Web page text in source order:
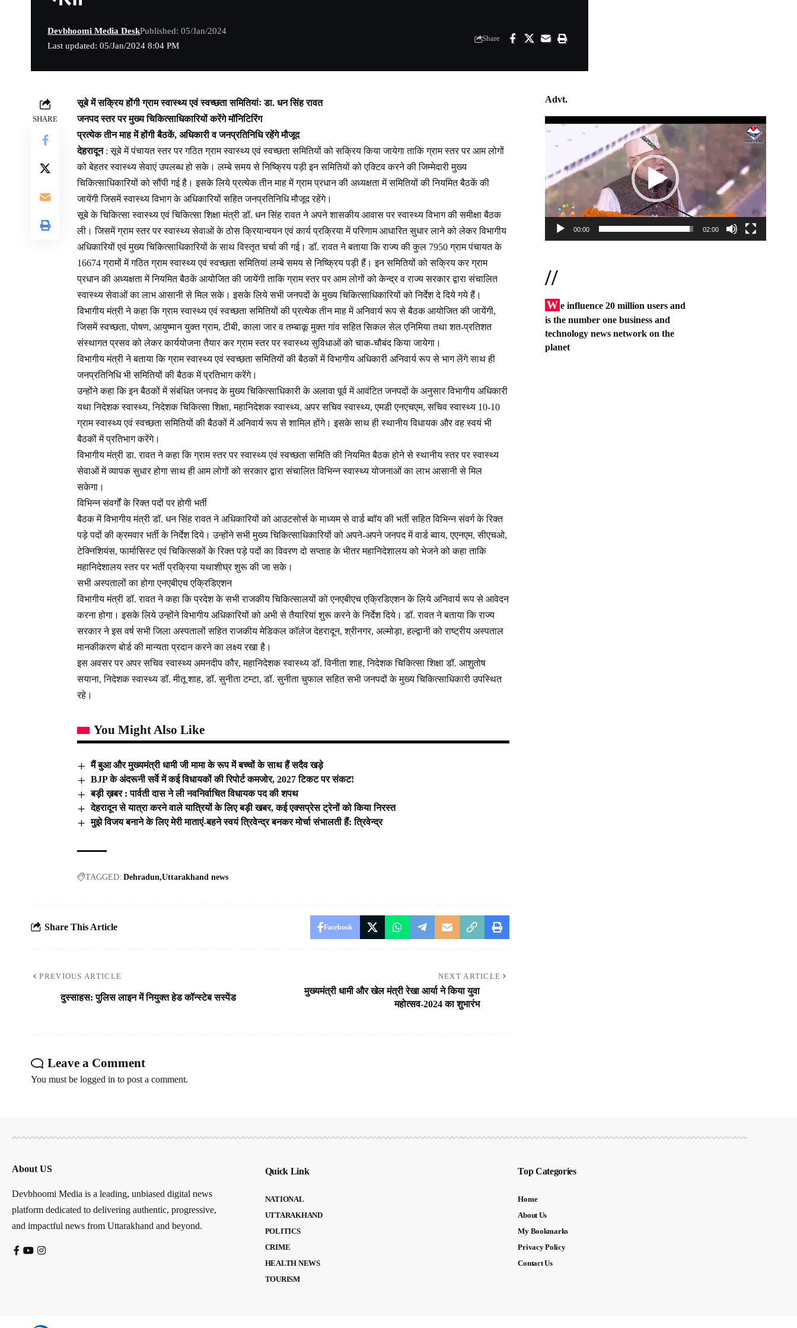
Last updated: 05/Jan/2024 8:04 PM
Devbhoomi Media DeskPublished: 05/Jan/2024
Share
SHARE
सूबे में सक्रिय होंगी ग्राम स्वास्थ्य एवं स्वच्छता समितियांः डा. धन सिंह रावत
जनपद स्तर पर मुख्य चिकित्साधिकारियों करेंगे मॉनिटिरिंग
प्रत्येक तीन माह में होंगी बैठकें, अधिकारी व जनप्रतिनिधि रहेंगे मौजूद
देहरादून: सूबे में पंचायत स्तर पर गठित ग्राम स्वास्थ्य एवं स्वच्छता समितियों को सक्रिय किया जायेगा ताकि ग्राम स्तर पर आम लोगों
को बेहतर स्वास्थ्य सेवाएं उपलब्ध हो सके। लम्बे समय से निष्क्रिय पड़ी इन समितियों को एक्टिव करने की जिम्मेदारी मुख्य
चिकित्साधिकारियों को सौंपी गई है। इसके लिये प्रत्येक तीन माह में ग्राम प्रधान की अध्यक्षता में समितियों की नियमित बैठकें की
जायेंगी जिसमें स्वास्थ्य विभाग के अधिकारियों सहित जनप्रतिनिधि मौजूद रहेंगे।
सूबे के चिकित्सा स्वास्थ्य एवं चिकित्सा शिक्षा मंत्री डॉ. धन सिंह रावत ने अपने शासकीय आवास पर स्वास्थ्य विभाग की समीक्षा बैठक
ली। जिसमें ग्राम स्तर पर स्वास्थ्य सेवाओं के ठोस क्रियान्वयन एवं कार्य प्रक्रिया में परिणाम आधारित सुधार लाने को लेकर विभागीय
अधिकारियों एवं मुख्य चिकित्साधिकारियों के साथ विस्तृत चर्चा की गई। डॉ. रावत ने बताया कि राज्य की कुल 7950 ग्राम पंचायत के
16674 ग्रामों में गठित ग्राम स्वास्थ्य एवं स्वच्छता समितियां लम्बे समय से निष्क्रिय पड़ी हैं। इन समितियों को सक्रिय कर ग्राम
प्रधान की अध्यक्षता में नियमित बैठकें आयोजित की जायेंगी ताकि ग्राम स्तर पर आम लोगों को केन्द्र व राज्य सरकार द्वारा संचालित
स्वास्थ्य सेवाओं का लाभ आसानी से मिल सके। इसके लिये सभी जनपदों के मुख्य चिकित्साधिकारियों को निर्देश दे दिये गये हैं।
विभागीय मंत्री ने कहा कि ग्राम स्वास्थ्य एवं स्वच्छता समितियों की प्रत्येक तीन माह में अनिवार्य रूप से बैठक आयोजित की जायेंगी,
जिसमें स्वच्छता, पोषण, आयुष्मान युक्त ग्राम, टीबी, काला जार व तम्बाकू मुक्त गांव सहित सिकल सेल एनिमिया तथा शत-प्रतिशत
संस्थागत प्रसव को लेकर कार्ययोजना तैयार कर ग्राम स्तर पर स्वास्थ्य सुविधाओं को चाक-चौबंद किया जायेगा।
विभागीय मंत्री ने बताया कि ग्राम स्वास्थ्य एवं स्वच्छता समितियों की बैठकों में विभागीय अधिकारी अनिवार्य रूप से भाग लेंगे साथ ही
जनप्रतिनिधि भी समितियों की बैठक में प्रतिभाग करेंगे।
उन्होंने कहा कि इन बैठकों में संबंधित जनपद के मुख्य चिकित्साधिकारी के अलावा पूर्व में आवंटित जनपदों के अनुसार विभागीय अधिकारी
यथा निदेशक स्वास्थ्य, निदेशक चिकित्सा शिक्षा, महानिदेशक स्वास्थ्य, अपर सचिव स्वास्थ्य, एमडी एनएचएम, सचिव स्वास्थ्य 10-10
ग्राम स्वास्थ्य एवं स्वच्छता समितियों की बैठकों में अनिवार्य रूप से शामिल होंगे। इसके साथ ही स्थानीय विधायक और वह स्वयं भी
बैठकों में प्रतिभाग करेंगे।
विभागीय मंत्री डा. रावत ने कहा कि ग्राम स्तर पर स्वास्थ्य एवं स्वच्छता समिति की नियमित बैठक होने से स्थानीय स्तर पर स्वास्थ्य
सेवाओं में व्यापक सुधार होगा साथ ही आम लोगों को सरकार द्वारा संचालित विभिन्न स्वास्थ्य योजनाओं का लाभ आसानी से मिल
सकेगा।
विभिन्न संवर्गों के रिक्त पदों पर होगी भर्ती
बैठक में विभागीय मंत्री डॉ. धन सिंह रावत ने अधिकारियों को आउटसोर्स के माध्यम से वार्ड ब्वॉय की भर्ती सहित विभिन्न संवर्ग के रिक्त
पड़े पदों की क्रमवार भर्ती के निर्देश दिये। उन्होंने सभी मुख्य चिकित्साधिकारियों को अपने-अपने जनपद में वार्ड ब्वाय, एएनएम, सीएचओ,
टेक्निशियंस, फार्मासिस्ट एवं चिकित्सकों के रिक्त पड़े पदों का विवरण दो सप्ताह के भीतर महानिदेशालय को भेजने को कहा ताकि
महानिदेशालय स्तर पर भर्ती प्रक्रिया यथाशीघ्र शुरू की जा सके।
सभी अस्पतालों का होगा एनएबीएच एक्रिडिएशन
विभागीय मंत्री डॉ. रावत ने कहा कि प्रदेश के सभी राजकीय चिकित्सालयों को एनएबीएच एक्रिडिएशन के लिये अनिवार्य रूप से आवेदन
करना होगा। इसके लिये उन्होंने विभागीय अधिकारियों को अभी से तैयारियां शुरू करने के निर्देश दिये। डॉ. रावत ने बताया कि राज्य
सरकार ने इस वर्ष सभी जिला अस्पतालों सहित राजकीय मेडिकल कॉलेज देहरादून, श्रीनगर, अल्मोड़ा, हल्द्वानी को राष्ट्रीय अस्पताल
मानकीकरण बोर्ड की मान्यता प्रदान करने का लक्ष्य रखा है।
इस अवसर पर अपर सचिव स्वास्थ्य अमनदीप कौर, महानिदेशक स्वास्थ्य डॉ. विनीता शाह, निदेशक चिकित्सा शिक्षा डॉ. आशुतोष
सयाना, निदेशक स्वास्थ्य डॉ. मीतू शाह, डॉ. सुनीता टम्टा, डॉ. सुनीता चुफाल सहित सभी जनपदों के मुख्य चिकित्साधिकारी उपस्थित
रहे।
You Might Also Like
मैं बुआ और मुख्यमंत्री धामी जी मामा के रूप में बच्चों के साथ हैं सदैव खड़े
BJP के अंदरूनी सर्वे में कई विधायकों की रिपोर्ट कमजोर, 2027 टिकट पर संकट!
बड़ी ख़बर : पार्वती दास ने ली नवनिर्वाचित विधायक पद की शपथ
देहरादून से यात्रा करने वाले यात्रियों के लिए बड़ी खबर, कई एक्सप्रेस ट्रेनों को किया निरस्त
मुझे विजय बनाने के लिए मेरी माताएं-बहने स्वयं त्रिवेन्द्र बनकर मोर्चा संभालती हैं: त्रिवेन्द्र
TAGGED: Dehradun Uttarakhand news
Share This Article Facebook
PREVIOUS ARTICLE
दुस्साहस: पुलिस लाइन में नियुक्त हेड कॉन्स्टेब सस्पेंड
NEXT ARTICLE
मुख्यमंत्री धामी और खेल मंत्री रेखा आर्या ने किया युवा
महोत्सव-2024 का शुभारंभ
Leave a Comment
You must be logged in to post a comment.
Advt.
Video
00:00 02:00
//
W e influence 20 million users and
is the number one business and
technology news network on the
planet
About US
Devbhoomi Media is a leading, unbiased digital news
platform dedicated to delivering authentic, progressive,
and impactful news from Uttarakhand and beyond.
Quick Link
NATIONAL
UTTARAKHAND
POLITICS
CRIME
HEALTH NEWS
TOURISM
Top Categories
Home
About Us
My Bookmarks
Privacy Policy
Contact Us